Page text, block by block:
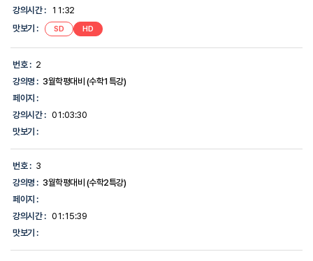
간,
맛
보
대
한
보
를
공
다.
강의시간 :
11:32
맛보기 :
SD HD
번호 : 2
강의명 : 3월학평대비 (수학1특강)
페이지 :
강의시간 : 01:03:30
맛보기 :
번호 : 3
강의명 : 3월학평대비 (수학2특강)
페이지 :
강의시간 : 01:15:39
맛보기 :